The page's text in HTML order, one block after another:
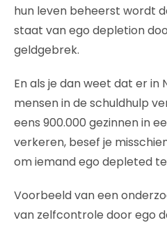
hun leven beheerst wordt
staat van ego depletion
geldgebrek.
En als je dan weet dat er in
mensen in de schuldhulp
eens 900.000 gezinnen in
verkeren, besef je
om iemand ego depleted
Voorbeeld van een
van zelfcontrole door ego